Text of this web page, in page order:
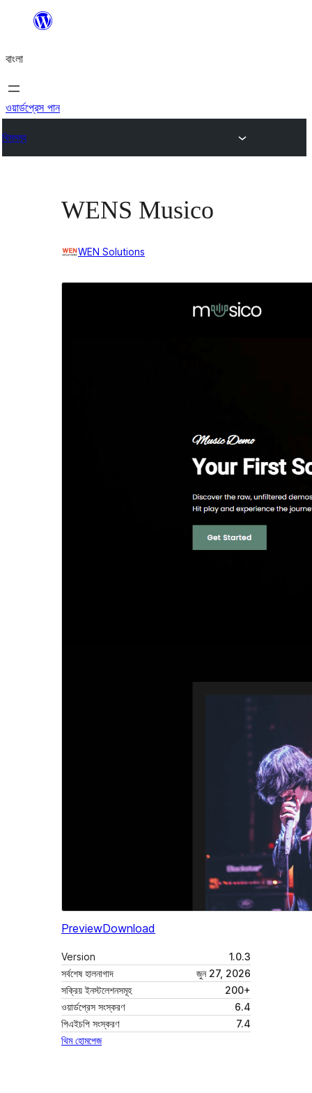
যান
বাংলা
ওয়ার্ডপ্রেস পান
থিমসমূহ
WENS Musico
WEN Solutions
PreviewDownload
Version
1.0.3
সর্বশেষ হালনাগাদ
জুন 27, 2026
সক্রিয় ইনস্টলেশনসমূহ
200+
ওয়ার্ডপ্রেস সংস্করণ
6.4
পিএইচপি সংস্করণ
7.4
থিম হোমপেজ